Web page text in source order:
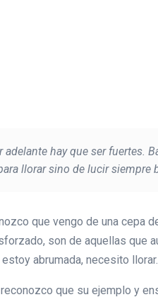
hay que ser fuertes.
llorar sino de lucir siempre
que vengo de una cepa
son de aquellas que
abrumada, necesito
que su ejemplo y